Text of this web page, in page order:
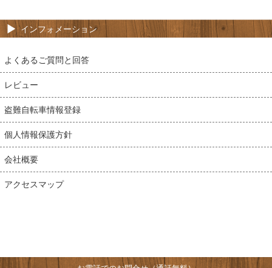
インフォメーション
よくあるご質問と回答
レビュー
盗難自転車情報登録
個人情報保護方針
会社概要
アクセスマップ